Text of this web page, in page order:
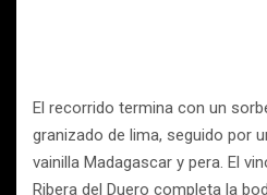
El recorrido termina con un
granizado de lima, seguido por
vainilla Madagascar y pera. El
Ribera del Duero completa la